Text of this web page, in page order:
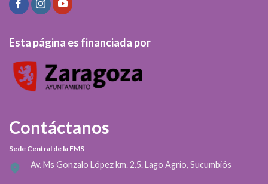
Esta página es financiada por
Contáctanos
Sede Central de la FMS
Av. Ms Gonzalo López km. 2.5. Lago Agrio, Sucumbiós